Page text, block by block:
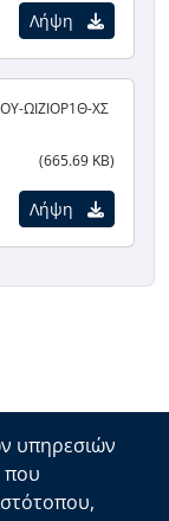
Λήψη
ΩΙΖΙΟΡ1Θ-ΧΣ
(665.69 KB)
Λήψη
υπηρεσιών
που